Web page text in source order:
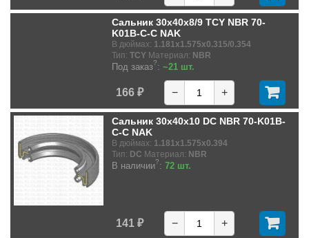
Сальник 30x40x8/9 TCY NBR 70-
K01B-C-C NAK
В дюймах: 1.181x1.575x0.315/0.354
Тип: TCY Материал: NBR
Под заказ?: ~21 шт.
166 ₽ − +
Сальник 30x40x10 DC NBR 70-K01B-
C-C NAK
В дюймах: 1.181x1.575x0.394
Тип: DC Материал: NBR
В наличии?: 72 шт.
141 ₽ − +